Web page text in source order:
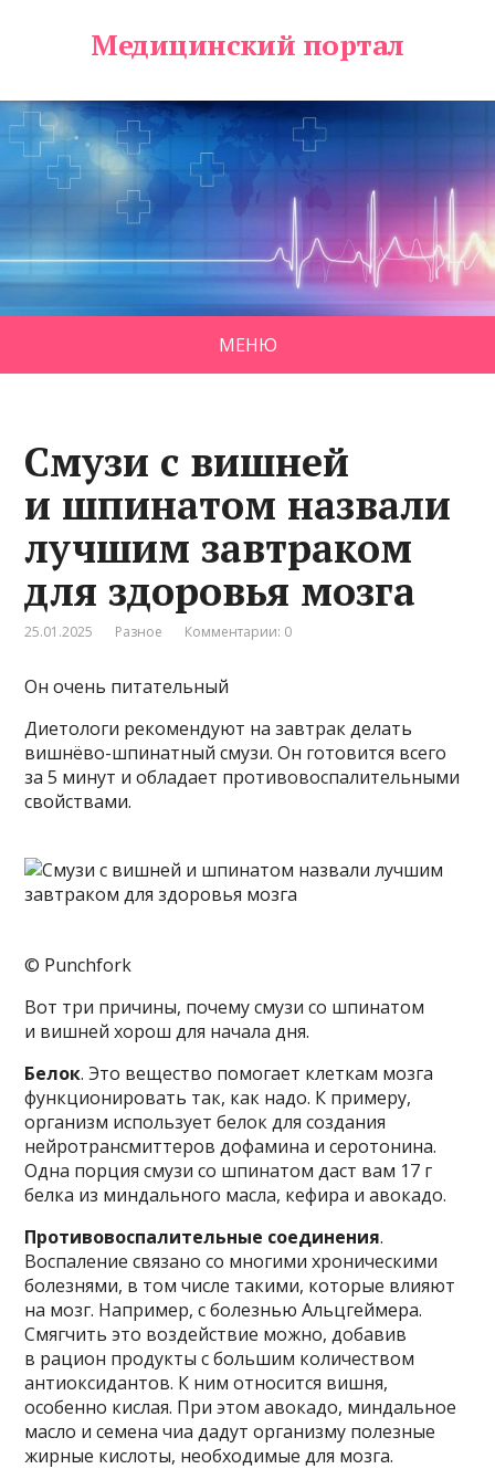
Медицинский портал
МЕНЮ
Смузи с вишней
и шпинатом назвали
лучшим завтраком
для здоровья мозга
25.01.2025 Разное Комментарии: 0
Он очень питательный
Диетологи рекомендуют на завтрак делать
вишнёво-шпинатный смузи. Он готовится всего
за 5 минут и обладает противовоспалительными
свойствами.
© Punchfork
Вот три причины, почему смузи со шпинатом
и вишней хорош для начала дня.
Белок. Это вещество помогает клеткам мозга
функционировать так, как надо. К примеру,
организм использует белок для создания
нейротрансмиттеров дофамина и серотонина.
Одна порция смузи со шпинатом даст вам 17 г
белка из миндального масла, кефира и авокадо.
Противовоспалительные соединения.
Воспаление связано со многими хроническими
болезнями, в том числе такими, которые влияют
на мозг. Например, с болезнью Альцгеймера.
Смягчить это воздействие можно, добавив
в рацион продукты с большим количеством
антиоксидантов. К ним относится вишня,
особенно кислая. При этом авокадо, миндальное
масло и семена чиа дадут организму полезные
жирные кислоты, необходимые для мозга.